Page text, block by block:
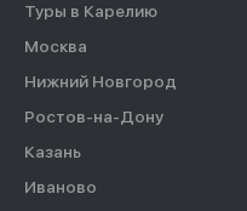
Туры в Карелию
Москва
Нижний Новгород
Ростов-на-Дону
Казань
Иваново